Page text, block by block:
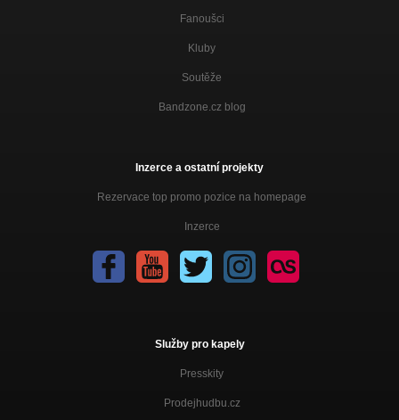
Fanoušci
Kluby
Soutěže
Bandzone.cz blog
Inzerce a ostatní projekty
Rezervace top promo pozice na homepage
Inzerce
Služby pro kapely
Presskity
Prodejhudbu.cz